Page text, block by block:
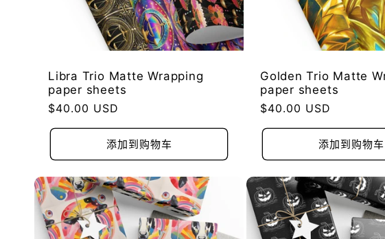
Libra Trio Matte Wrapping
paper sheets
常
规
格
$40.00 USD
添加到购物车
Golden Trio Matte
paper sheets
常
规
格
$40.00 USD
添加到购物车